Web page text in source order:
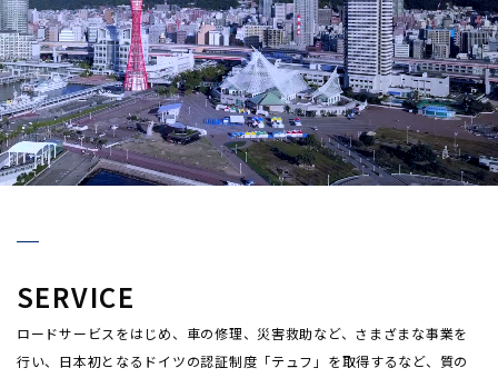
SERVICE
ロードサービスをはじめ、車の修理、災害救助など、さまざまな事業を
行い、 日本初となるドイツの認証制度「テュフ」を取得するなど、質の